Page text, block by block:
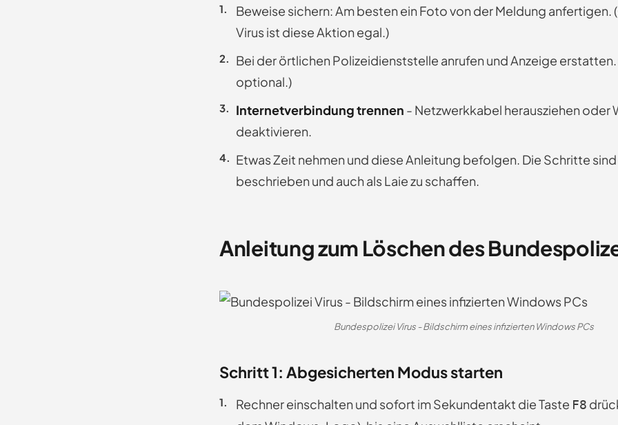
Beweise sichern: Am besten ein Foto von der Meldung
Virus ist diese Aktion egal.)
Bei der örtlichen Polizeidienststelle anrufen und Anzeige
optional.)
Internetverbindung trennen - Netzwerkkabel herausziehen oder
deaktivieren.
Etwas Zeit nehmen und diese Anleitung befolgen. Die Schritte
beschrieben und auch als Laie zu schaffen.
Anleitung zum Löschen des
Bundespolizei Virus - Bildschirm eines infizierten Windows PCs
Schritt 1: Abgesicherten Modus starten
Rechner einschalten und sofort im Sekundentakt die Taste F8